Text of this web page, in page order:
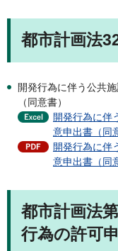
都市計画法
開発行為に伴う公共
（同意書）
開発行為に伴
意申出書（同
開発行為に伴
意申出書（同
都市計画法
行為の許可申